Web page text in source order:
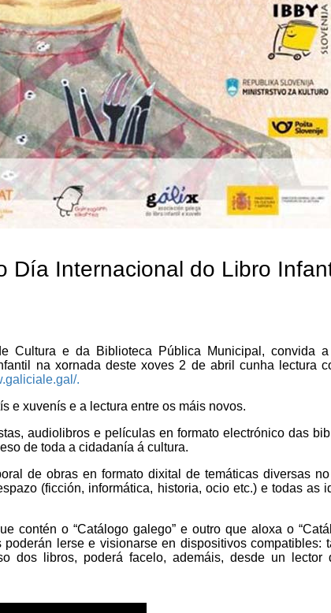
Día Internacional do Libro
Cultura e da Biblioteca Pública Municipal, convida
na xornada deste xoves 2 de abril cunha lectura
.
e xuvenís e a lectura entre os máis novos.
audiolibros e películas en formato electrónico das
de toda a cidadanía á cultura.
de obras en formato dixital de temáticas diversas
(ficción, informática, historia, ocio etc.) e todas as
contén o “Catálogo galego” e outro que aloxa o
lerse e visionarse en dispositivos compatibles:
dos libros, poderá facelo, ademáis, desde un lector